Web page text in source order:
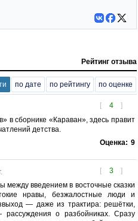
Рейтинг отзыва
по дате по рейтингу по оценке
[ 4 ]
в сборнике «Караван», здесь правит
детства.
Оценка: 9
[ 3 ]
между введением в восточные сказки
нравы, безжалостные люди и
— даже из трактира: решётки,
о разбойниках. Сразу